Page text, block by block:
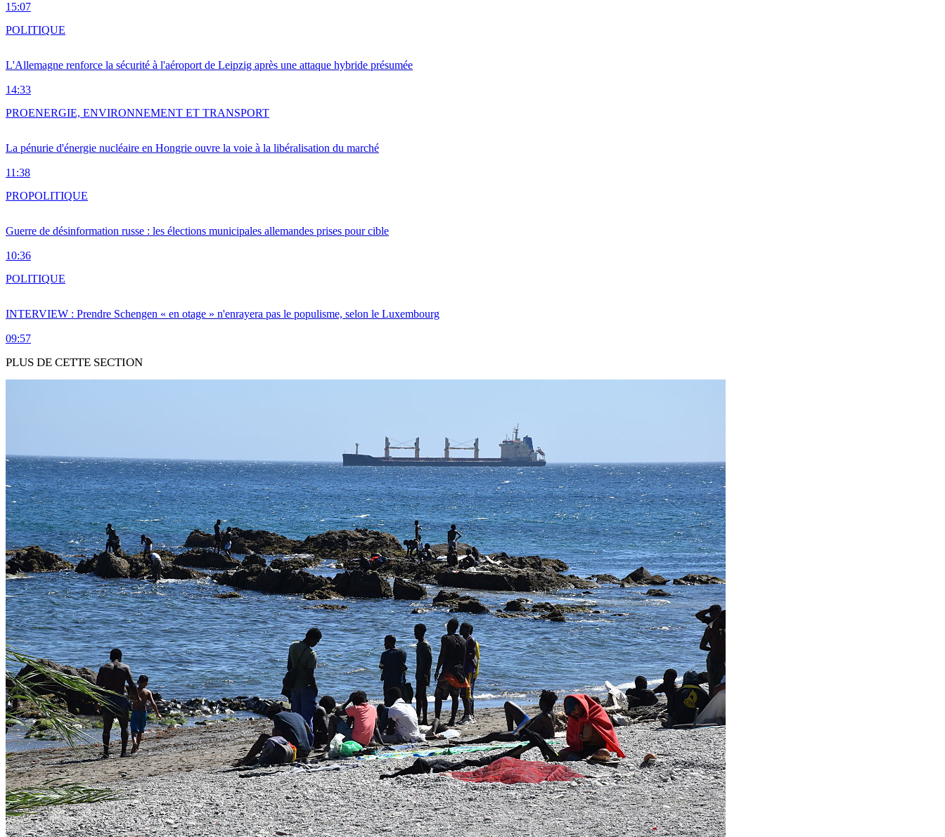
15:07
L'Allemagne renforce la sécurité à l'aéroport de Leipzig après une attaque hybride présumée
14:33
POLITIQUE
La pénurie d'énergie nucléaire en Hongrie ouvre la voie à la libéralisation du marché
11:38
PROENERGIE, ENVIRONNEMENT ET TRANSPORT
Guerre de désinformation russe : les élections municipales allemandes prises pour cible
10:36
PROPOLITIQUE
INTERVIEW : Prendre Schengen « en otage » n'enrayera pas le populisme, selon le Luxembourg
09:57
POLITIQUE
PLUS DE CETTE SECTION